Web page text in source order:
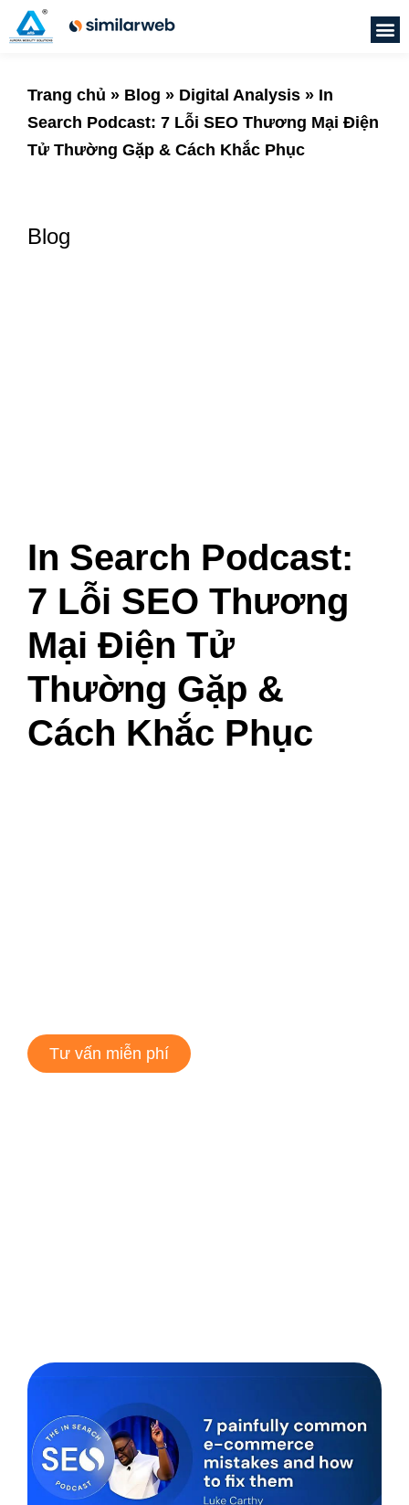
Trang chủ » Blog » Digital Analysis » In
Search Podcast: 7 Lỗi SEO Thương Mại Điện
Tử Thường Gặp & Cách Khắc Phục
Blog
In Search Podcast:
7 Lỗi SEO Thương
Mại Điện Tử
Thường Gặp &
Cách Khắc Phục
Tư vấn miễn phí